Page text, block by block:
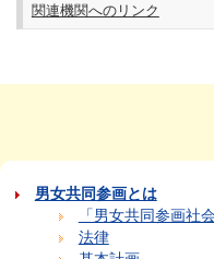
関連機関へのリンク